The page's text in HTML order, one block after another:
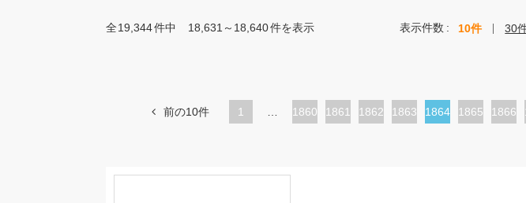
全19,344件中 18,631～18,640件を表示 表示件数 10件 30
前の10件 1
ペ
1860
ペ
1861
ペ
1862
ペ
1863
カ
1864
ペ
1865
ペ
1866